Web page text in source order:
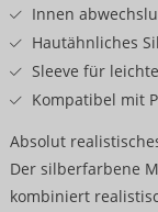
Innen
Hautähnliches
Sleeve für
Kompatibel mit
Absolut
Der silberfarbene
kombiniert